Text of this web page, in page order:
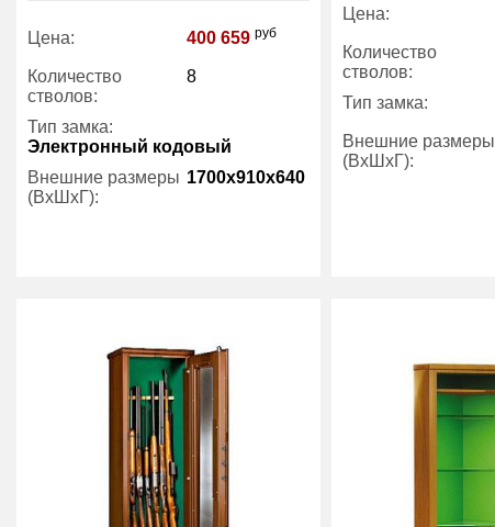
Цена: 400 659 руб
Количество
стволов:
8
Тип замка:
Электронный кодовый
Внешние размеры
(ВхШхГ):
1700x910x640
Цена:
Количество
стволов:
Тип замка:
Внешние размеры
(ВхШхГ):